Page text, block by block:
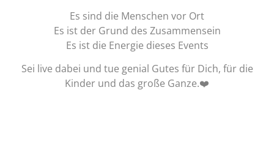
Es sind die Menschen vor Ort
Es ist der Grund des Zusammensein
Es ist die Energie dieses Events
Sei live dabei und tue genial Gutes für Dich, für die
Kinder und das große Ganze.❤️